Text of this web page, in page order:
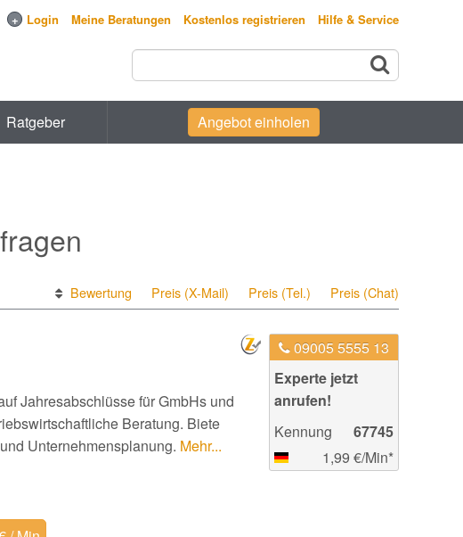
+ Login Meine Beratungen Kostenlos registrieren Hilfe & Service
Ratgeber Angebot einholen
Bewertung Preis (X-Mail) Preis (Tel.) Preis (Chat)
09005 5555 13
Experte jetzt
anrufen!
67745
Kennung
1,99 €/Min*
Jahresabschlüsse für GmbHs und
Beratung. Biete
Unternehmensplanung. Mehr...